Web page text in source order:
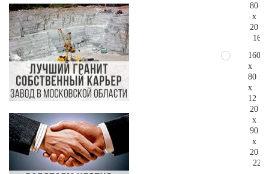
80
x
20
160
x
80
x
12
20
x
90
x
20